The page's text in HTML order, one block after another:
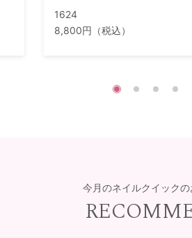
1624
8,800円（税込）
今月のネイルクイック